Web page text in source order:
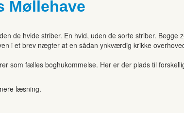
Møllehave
de hvide striber. En hvid, uden de sorte striber.
i et brev nægter at en sådan ynkværdig krikke
som fælles boghukommelse. Her er der plads til
læsning.